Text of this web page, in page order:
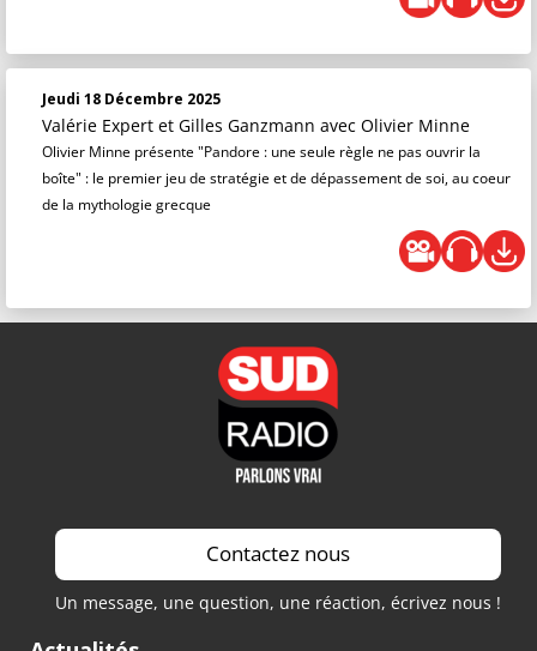
Jeudi 18 Décembre 2025
Valérie Expert et Gilles Ganzmann avec Olivier Minne
Olivier Minne présente "Pandore : une seule règle ne pas ouvrir la
boîte" : le premier jeu de stratégie et de dépassement de soi, au coeur
de la mythologie grecque
Contactez nous
Un message, une question, une réaction, écrivez nous !